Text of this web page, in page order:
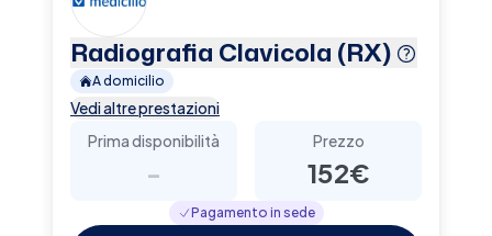
Radiografia Clavicola (RX)
A domicilio
Vedi altre prestazioni
Prima disponibilità
-
Prezzo
152€
Pagamento in sede